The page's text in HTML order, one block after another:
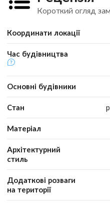
Короткий огляд
Координати локації
Час будівництва
Основні будівники
Стан
Матеріал
Архітектурний
стиль
Додаткові розваги
на території